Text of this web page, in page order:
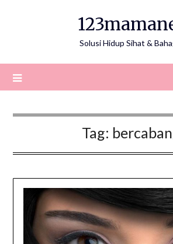
Solusi Hidup Sihat &
Tag: